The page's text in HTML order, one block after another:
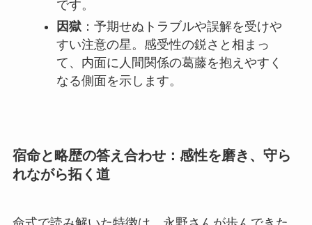
です。
因獄：予期せぬトラブルや誤解を受けや
すい注意の星。感受性の鋭さと相まっ
て、内面に人間関係の葛藤を抱えやすく
なる側面を示します。
宿命と略歴の答え合わせ：感性を磨き、守ら
れながら拓く道